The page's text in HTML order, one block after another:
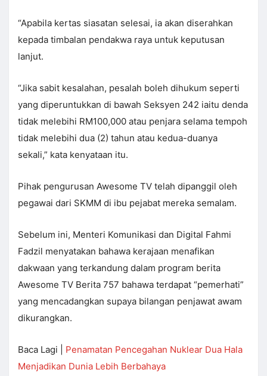
“Apabila kertas siasatan selesai, ia akan diserahkan
kepada timbalan pendakwa raya untuk keputusan
lanjut.
“Jika sabit kesalahan, pesalah boleh dihukum seperti
yang diperuntukkan di bawah Seksyen 242 iaitu denda
tidak melebihi RM100,000 atau penjara selama tempoh
tidak melebihi dua (2) tahun atau kedua-duanya
sekali,” kata kenyataan itu.
Pihak pengurusan Awesome TV telah dipanggil oleh
pegawai dari SKMM di ibu pejabat mereka semalam.
Sebelum ini, Menteri Komunikasi dan Digital Fahmi
Fadzil menyatakan bahawa kerajaan menafikan
dakwaan yang terkandung dalam program berita
Awesome TV Berita 757 bahawa terdapat “pemerhati”
yang mencadangkan supaya bilangan penjawat awam
dikurangkan.
Baca Lagi | Penamatan Pencegahan Nuklear Dua Hala
Menjadikan Dunia Lebih Berbahaya